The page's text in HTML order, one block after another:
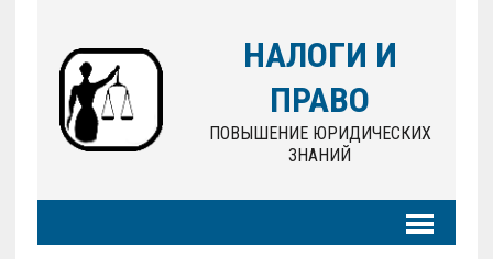
НАЛОГИ И
ПРАВО
ПОВЫШЕНИЕ ЮРИДИЧЕСКИХ
ЗНАНИЙ